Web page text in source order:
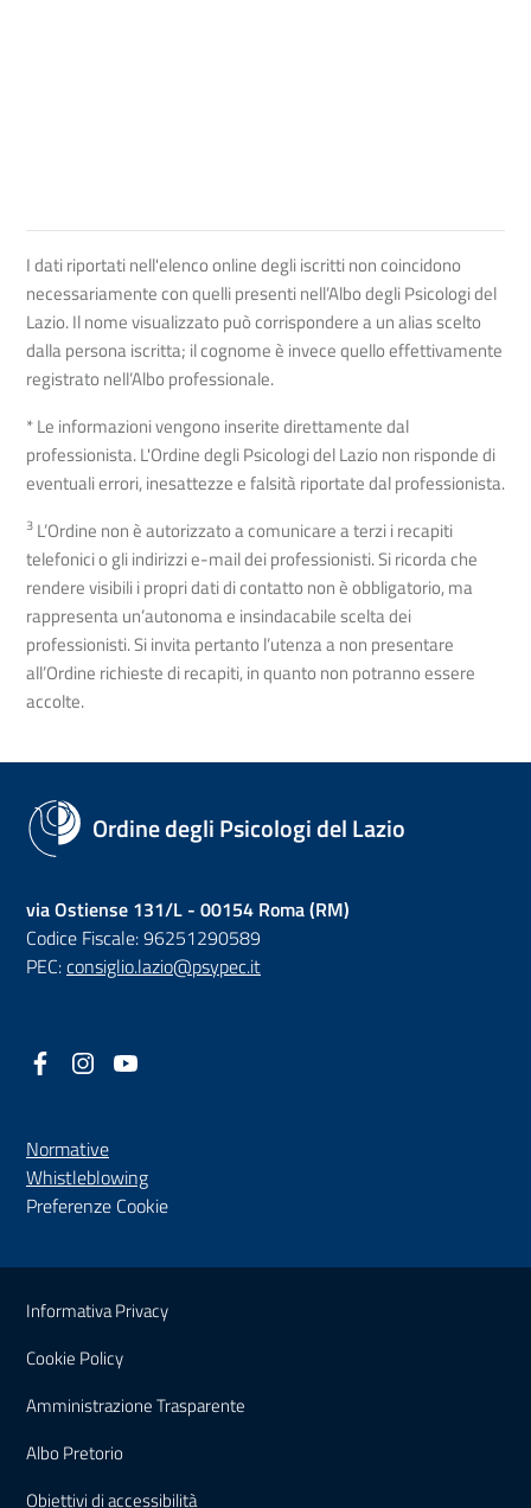
I dati riportati nell'elenco online degli iscritti non coincidono
necessariamente con quelli presenti nell’Albo degli Psicologi del
Lazio. Il nome visualizzato può corrispondere a un alias scelto
dalla persona iscritta; il cognome è invece quello effettivamente
registrato nell’Albo professionale.
* Le informazioni vengono inserite direttamente dal
professionista. L'Ordine degli Psicologi del Lazio non risponde di
eventuali errori, inesattezze e falsità riportate dal professionista.
3 L’Ordine non è autorizzato a comunicare a terzi i recapiti
telefonici o gli indirizzi e-mail dei professionisti. Si ricorda che
rendere visibili i propri dati di contatto non è obbligatorio, ma
rappresenta un’autonoma e insindacabile scelta dei
professionisti. Si invita pertanto l’utenza a non presentare
all’Ordine richieste di recapiti, in quanto non potranno essere
accolte.
Ordine degli Psicologi del Lazio
via Ostiense 131/L - 00154 Roma (RM)
Codice Fiscale: 96251290589
PEC:consiglio.lazio@psypec.it
Facebook
(nuova scheda - new tab)
Instagram
(nuova scheda - new tab)
Normative
Whistleblowing(nuova scheda - new tab)
Preferenze Cookie
Sezione Link Utili
Informativa Privacy
Cookie Policy
Amministrazione Trasparente
Albo Pretorio
Obiettivi di accessibilità(nuova scheda - new tab)